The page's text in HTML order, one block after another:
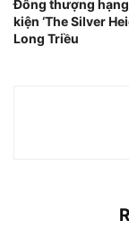
Đông thượng
kiện ‘The Silver
Long Triều